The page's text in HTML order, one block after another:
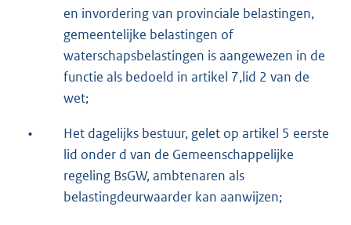
en invordering van provinciale belastingen,
gemeentelijke belastingen of
waterschapsbelastingen is aangewezen in de
functie als bedoeld in artikel 7,lid 2 van de
wet;
•
Het dagelijks bestuur, gelet op artikel 5 eerste
lid onder d van de Gemeenschappelijke
regeling BsGW, ambtenaren als
belastingdeurwaarder kan aanwijzen;